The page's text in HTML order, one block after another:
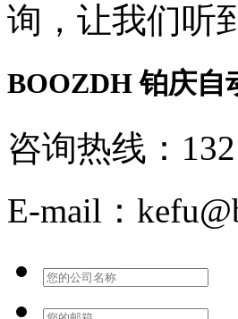
询，让我们听
BOOZDH铂庆自
咨询热线：
E-mail：